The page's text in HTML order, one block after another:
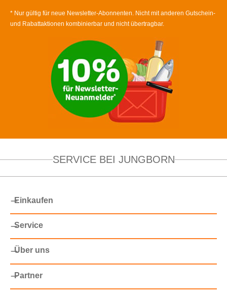
* Nur gültig für neue Newsletter-Abonnenten. Nicht mit anderen Gutschein-
und Rabattaktionen kombinierbar und nicht übertragbar.
SERVICE BEI JUNGBORN
Einkaufen
Service
Über uns
Partner